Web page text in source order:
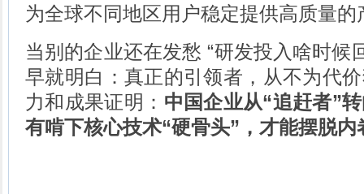
为全球不同地区用户稳定提供高质量的
当别的企业还在发愁 “研发投入啥时候
早就明白：真正的引领者，从不为代
力和成果证明： 中国企业从“追赶者”
有啃下核心技术“硬骨头”，才能摆脱